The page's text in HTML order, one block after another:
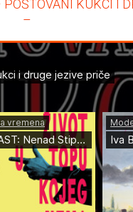
KUKCI I
–